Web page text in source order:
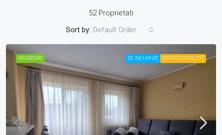
52 Proprietati
Sort by: Default Order
PROMOVAT DE INCHIRIAT DOTARI COMPLETE